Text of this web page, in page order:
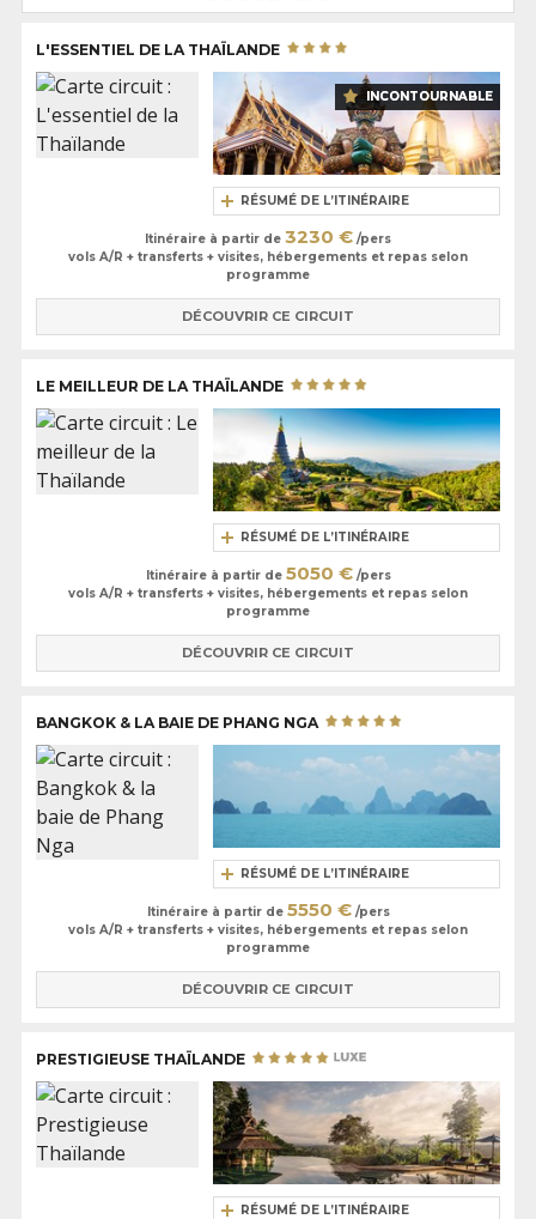
Pour découvrir encore plus de destinations fascinantes, exploreztous
continent.
L'ESSENTIEL DE LA THAÏLANDE
RÉSUMÉ DE L’ITINÉRAIRE
INCONTOURNABLE
Itinéraire à partir de 3230 € /pers
vols A/R + transferts + visites, hébergements et repas selon
programme
DÉCOUVRIR CE CIRCUIT
LE MEILLEUR DE LA THAÏLANDE
RÉSUMÉ DE L’ITINÉRAIRE
Itinéraire à partir de 5050 €/pers
vols A/R + transferts + visites, hébergements et repas selon
programme
DÉCOUVRIR CE CIRCUIT
BANGKOK & LA BAIE DE PHANG NGA
RÉSUMÉ DE L’ITINÉRAIRE
Itinéraire à partir de 5550 €/pers
vols A/R + transferts + visites, hébergements et repas selon
programme
DÉCOUVRIR CE CIRCUIT
PRESTIGIEUSE THAÏLANDE
RÉSUMÉ DE L’ITINÉRAIRE